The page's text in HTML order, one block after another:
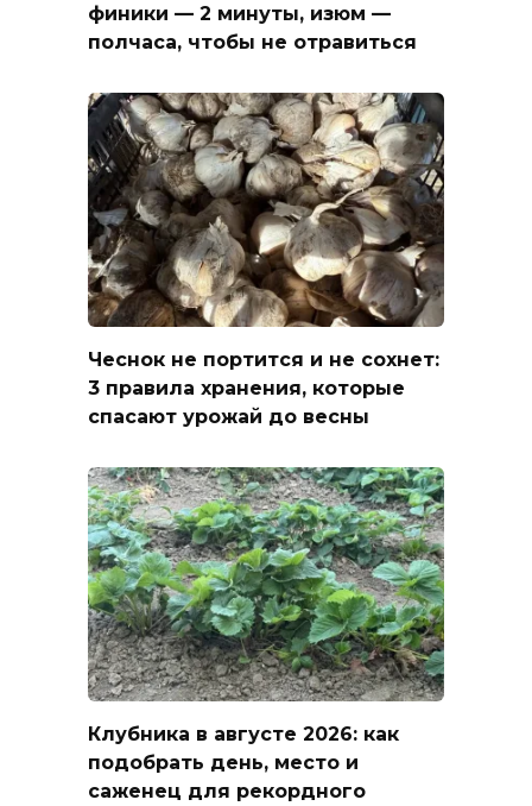
финики — 2 минуты, изюм —
полчаса, чтобы не отравиться
Чеснок не портится и не сохнет:
3 правила хранения, которые
спасают урожай до весны
Клубника в августе 2026: как
подобрать день, место и
саженец для рекордного